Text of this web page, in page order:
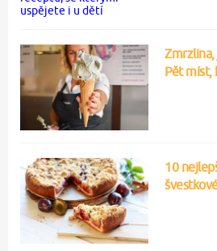
Pět
10